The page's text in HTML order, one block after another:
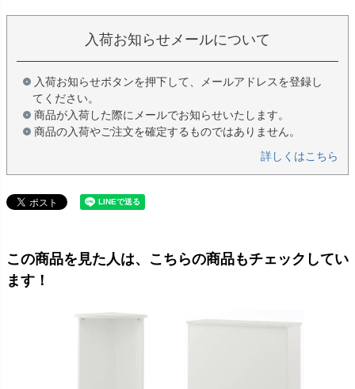
入荷お知らせメールについて
入荷お知らせボタンを押下して、メールアドレスを登録し
てください。
商品が入荷した際にメールでお知らせいたします。
商品の入荷やご注文を確定するものではありません。
詳しくはこちら
この商品を見た人は、こちらの商品もチェックしてい
ます！